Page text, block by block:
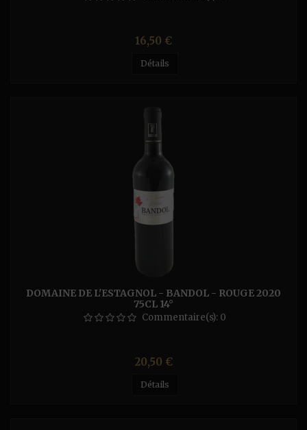
Prix
16,50 €
Détails
DOMAINE DE L'ESTAGNOL - BANDOL - ROUGE 2020
75CL 14°
Commentaire(s): 0
Prix
20,50 €
Détails